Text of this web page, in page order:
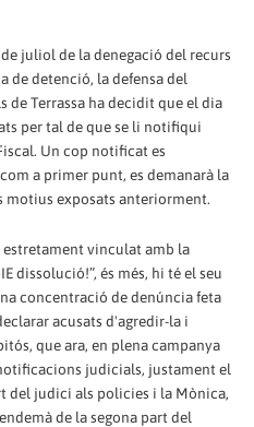
juliol de la denegació del recurs
de detenció, la defensa del
Terrassa ha decidit que el dia
per tal de que se li notifiqui
Un cop notificat es
a primer punt, es demanarà la
motius exposats anteriorment.
estretament vinculat amb la
dissolució!”, és més, hi té el seu
concentració de denúncia feta
acusats d'agredir-la i
que ara, en plena campanya
judicials, justament el
del judici als policies i la Mònica,
de la segona part del